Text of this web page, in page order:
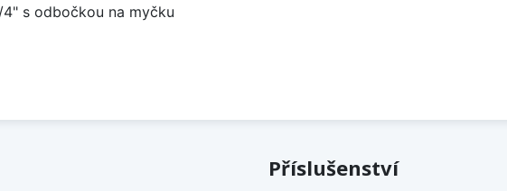
s odbočkou na myčku
Příslušenství